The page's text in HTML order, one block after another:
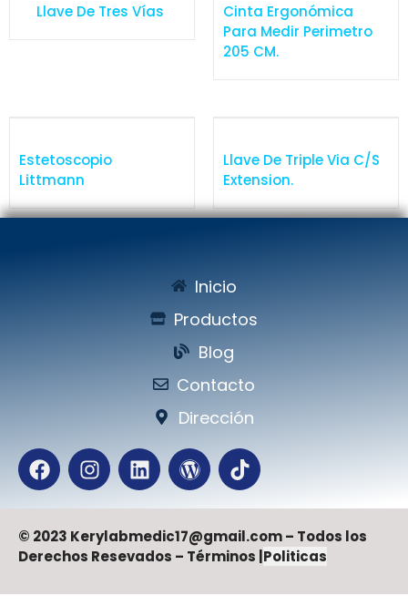
Llave De Tres Vías
Cinta Ergonómica
Para Medir Perimetro
205 CM.
Estetoscopio
Littmann
Llave De Triple Via C/S
Extension.
Inicio
Productos
Blog
Contacto
Dirección
© 2023 Kerylabmedic17@gmail.com – Todos los
Derechos Resevados – Términos | Politicas